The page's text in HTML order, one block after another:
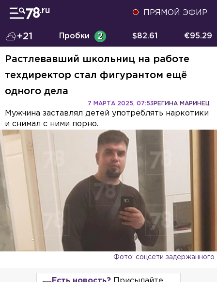
ПРЯМОЙ ЭФИР
+21 Пробки 2 $82.61 €95.29
Растлевавший школьниц на работе
техдиректор стал фигурантом ещё
одного дела
РЕГИНА МАРИНЕЦ
7 МАРТА 2025, 07:53
Мужчина заставлял детей употреблять наркотики
и снимал с ними порно.
Фото: соцсети задержанного